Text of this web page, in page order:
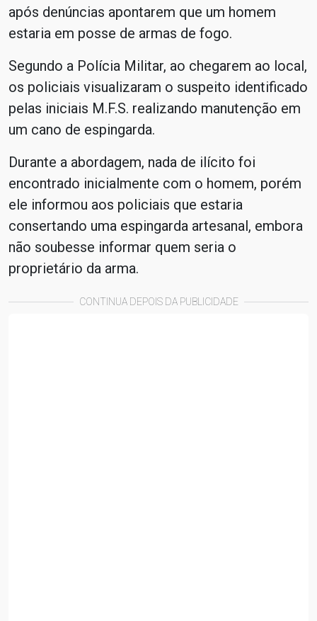
após denúncias apontarem que um homem
estaria em posse de armas de fogo.
Segundo a Polícia Militar, ao chegarem ao local,
os policiais visualizaram o suspeito identificado
pelas iniciais M.F.S. realizando manutenção em
um cano de espingarda.
Durante a abordagem, nada de ilícito foi
encontrado inicialmente com o homem, porém
ele informou aos policiais que estaria
consertando uma espingarda artesanal, embora
não soubesse informar quem seria o
proprietário da arma.
CONTINUA DEPOIS DA PUBLICIDADE